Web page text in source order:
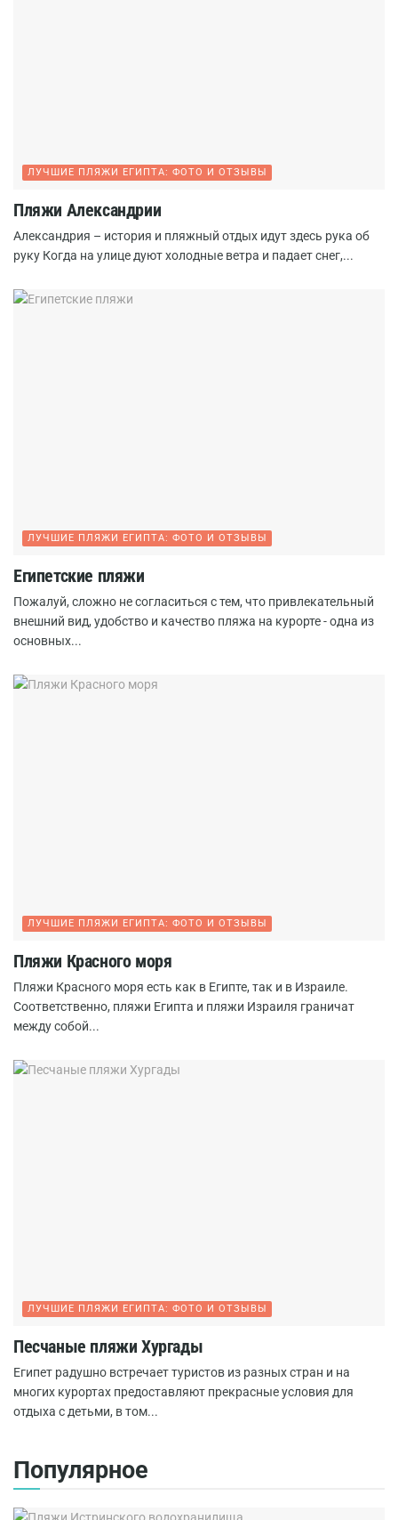
ЛУЧШИЕ ПЛЯЖИ ЕГИПТА: ФОТО И ОТЗЫВЫ
Пляжи Александрии
Александрия – история и пляжный отдых идут здесь рука об
руку Когда на улице дуют холодные ветра и падает снег,...
ЛУЧШИЕ ПЛЯЖИ ЕГИПТА: ФОТО И ОТЗЫВЫ
Египетские пляжи
Пожалуй, сложно не согласиться с тем, что привлекательный
внешний вид, удобство и качество пляжа на курорте - одна из
основных...
ЛУЧШИЕ ПЛЯЖИ ЕГИПТА: ФОТО И ОТЗЫВЫ
Пляжи Красного моря
Пляжи Красного моря есть как в Египте, так и в Израиле.
Соответственно, пляжи Египта и пляжи Израиля граничат
между собой...
ЛУЧШИЕ ПЛЯЖИ ЕГИПТА: ФОТО И ОТЗЫВЫ
Песчаные пляжи Хургады
Египет радушно встречает туристов из разных стран и на
многих курортах предоставляют прекрасные условия для
отдыха с детьми, в том...
Популярное